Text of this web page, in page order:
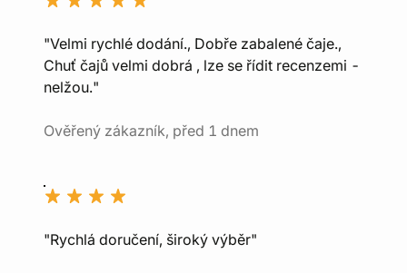
"Velmi rychlé dodání., Dobře zabalené čaje.,
Chuť čajů velmi dobrá , lze se řídit recenzemi -
nelžou."
Ověřený zákazník, před 1 dnem
"Rychlá doručení, široký výběr"